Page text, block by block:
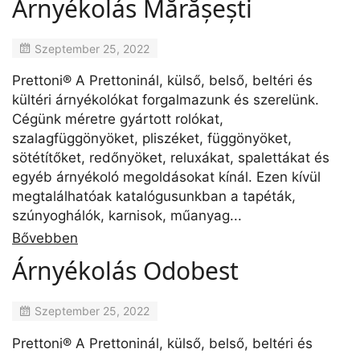
Árnyékolás Mărășești
Szeptember 25, 2022
Prettoni® A Prettoninál, külső, belső, beltéri és
kültéri árnyékolókat forgalmazunk és szerelünk.
Cégünk méretre gyártott rolókat,
szalagfüggönyöket, pliszéket, függönyöket,
sötétítőket, redőnyöket, reluxákat, spalettákat és
egyéb árnyékoló megoldásokat kínál. Ezen kívül
megtalálhatóak katalógusunkban a tapéták,
szúnyoghálók, karnisok, műanyag...
Bővebben
Árnyékolás Odobest
Szeptember 25, 2022
Prettoni® A Prettoninál, külső, belső, beltéri és